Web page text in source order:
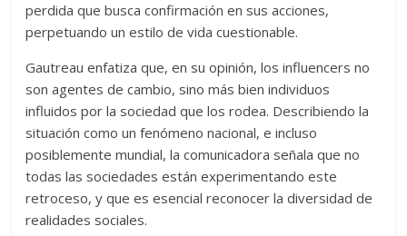
perdida que busca confirmación en sus acciones,
perpetuando un estilo de vida cuestionable.
Gautreau enfatiza que, en su opinión, los influencers no
son agentes de cambio, sino más bien individuos
influidos por la sociedad que los rodea. Describiendo la
situación como un fenómeno nacional, e incluso
posiblemente mundial, la comunicadora señala que no
todas las sociedades están experimentando este
retroceso, y que es esencial reconocer la diversidad de
realidades sociales.